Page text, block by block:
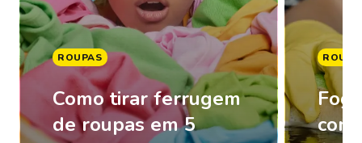
ROUPAS
Como tirar ferrugem
de roupas em 5
com